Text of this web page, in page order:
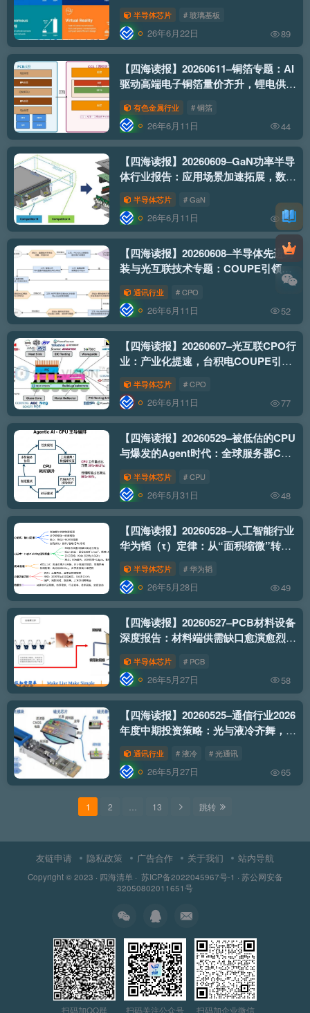
半导体芯片 # 玻璃基板
26年6月22日 89
【四海读报】20260611–铜箔专题：AI
驱动高端电子铜箔量价齐升，锂电供需
有色金属行业 # 铜箔
26年6月11日 44
【四海读报】20260609–GaN功率半导
体行业报告：应用场景加速拓展，数据
半导体芯片 # GaN
26年6月11日 54
【四海读报】20260608–半导体先进封
装与光互联技术专题：COUPE引领光
通讯行业 # CPO
26年6月11日 52
【四海读报】20260607–光互联CPO行
业：产业化提速，台积电COUPE引领
半导体芯片 # CPO
26年6月11日 77
【四海读报】20260529–被低估的CPU
与爆发的Agent时代：全球服务器CPU
半导体芯片 # CPU
26年5月31日 48
【四海读报】20260528–人工智能行业
华为韬（τ）定律：从“面积缩微”转向
半导体芯片 # 华为韬
26年5月28日 49
【四海读报】20260527–PCB材料设备
深度报告：材料端供需缺口愈演愈烈，
半导体芯片 # PCB
26年5月27日 58
【四海读报】20260525–通信行业2026
年度中期投资策略：光与液冷齐舞，空
通讯行业 # 液冷 # 光通讯
26年5月27日 65
1 2 13 跳转
友链申请 隐私政策 广告合作 关于我们 站内导航
Copyright © 2023 · 四海清单· 苏ICP备2022045967号-1 · 苏公网安备
32050802011651号
扫码加QQ群 扫码关注公众号 扫码加企业微信